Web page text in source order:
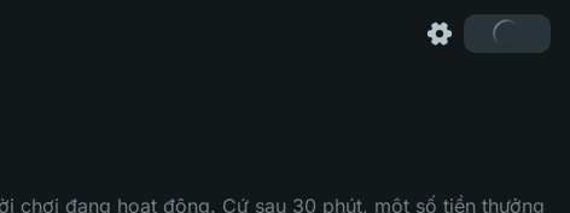
chơi đang hoạt động. Cứ sau 30 phút, một số tiền thưởng